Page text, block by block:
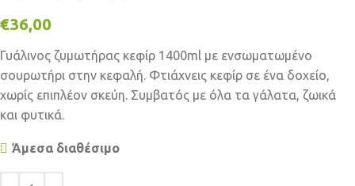
€36,00
Γυάλινος ζυμωτήρας κεφίρ 1400ml με ενσωματωμένο
σουρωτήρι στην κεφαλή. Φτιάχνεις κεφίρ σε ένα δοχείο,
χωρίς επιπλέον σκεύη. Συμβατός με όλα τα γάλατα, ζωικά
και φυτικά.
Άμεσα διαθέσιμο